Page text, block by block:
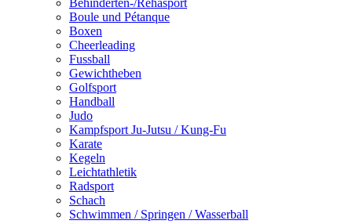
Behinderten-/Rehasport
Boule und Pétanque
Boxen
Cheerleading
Fussball
Gewichtheben
Golfsport
Handball
Judo
Kampfsport Ju-Jutsu / Kung-Fu
Karate
Kegeln
Leichtathletik
Radsport
Schach
Schwimmen / Springen / Wasserball